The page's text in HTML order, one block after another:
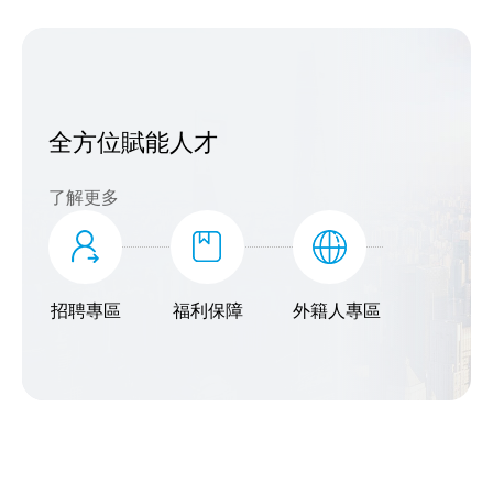
全方位賦能人才
了解更多
招聘專區 福利保障 外籍人專區